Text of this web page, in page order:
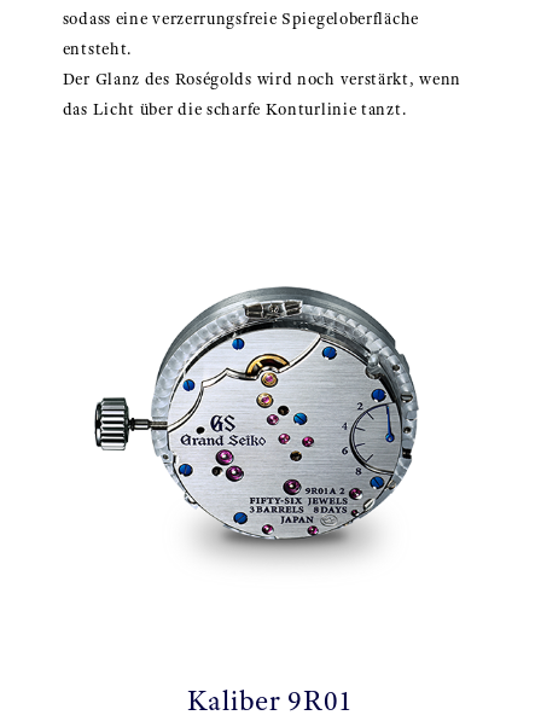
sodass eine verzerrungsfreie Spiegeloberfläche
entsteht.
Der Glanz des Roségolds wird noch verstärkt, wenn
das Licht über die scharfe Konturlinie tanzt.
Kaliber 9R01